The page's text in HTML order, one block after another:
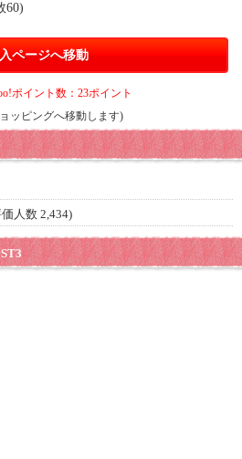
60)
ページへ移動
ポイント数：23ポイント
ッピングへ移動します)
人数 2,434)